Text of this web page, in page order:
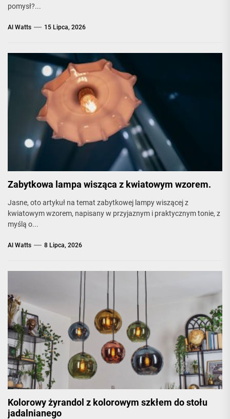
pomysł?...
Al Watts 15 Lipca, 2026
Zabytkowa lampa wisząca z kwiatowym wzorem.
Jasne, oto artykuł na temat zabytkowej lampy wiszącej z
kwiatowym wzorem, napisany w przyjaznym i praktycznym tonie, z
myślą o...
Al Watts 8 Lipca, 2026
Kolorowy żyrandol z kolorowym szkłem do stołu
jadalnianego